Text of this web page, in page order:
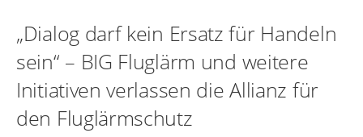
„Dialog darf kein Ersatz für Handeln
sein“ – BIG Fluglärm und weitere
Initiativen verlassen die Allianz für
den Fluglärmschutz